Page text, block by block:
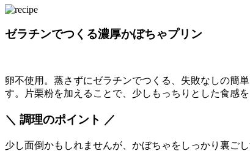
ゼラチンでつくる濃厚かぼちゃプリン
卵不使用。蒸さずにゼラチンでつくる、失敗なしの簡
す。片栗粉を加えることで、少しもっちりとした食感
＼ 調理のポイント ／
少し面倒かもしれませんが、かぼちゃをしっかり裏ご